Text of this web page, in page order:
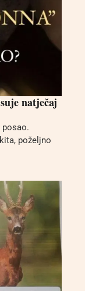
natječaj
posao.
poželjno